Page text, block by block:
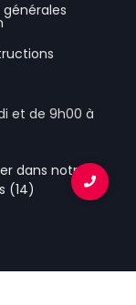
et de 9h00 à
dans notre
(14)